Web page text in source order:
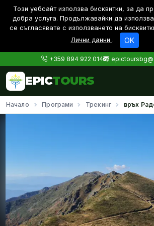
Този уебсайт използва бисквитки, за да
дoбра услуга. Продължавайки да
се съгласявате с използването на
Лични данни . OK
+359 894 922 014
EPICTOURS
Начало Програми Трекинг връх